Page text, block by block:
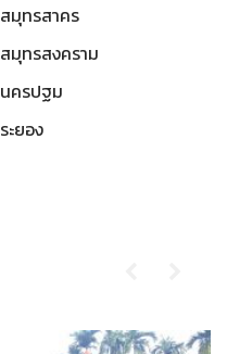
สมุทรสาคร
สมุทรสงคราม
นครปฐม
ระยอง